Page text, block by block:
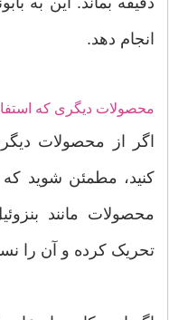
انجام دهد.
محصولات دیگری که
اگر از محصولات
کنید، مطمئن شوید که
محصولات مانند
تحریک کرده و آن را